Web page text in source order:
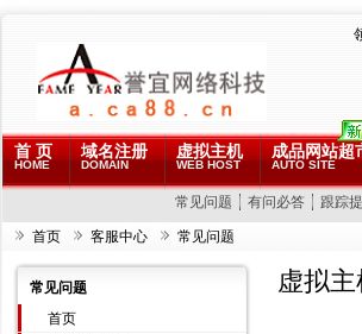
首 页
HOME
域名注册
DOMAIN
虚拟主机
WEB HOST
成品网站超
AUTO SITE
常见问题 有问必答 跟踪
首页 客服中心 常见问题
常见问题
首页
虚拟